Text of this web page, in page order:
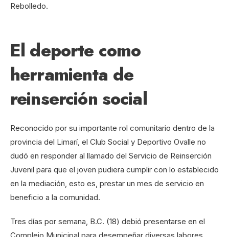
Rebolledo.
El deporte como
herramienta de
reinserción social
Reconocido por su importante rol comunitario dentro de la
provincia del Limarí, el Club Social y Deportivo Ovalle no
dudó en responder al llamado del Servicio de Reinserción
Juvenil para que el joven pudiera cumplir con lo establecido
en la mediación, esto es, prestar un mes de servicio en
beneficio a la comunidad.
Tres días por semana, B.C. (18) debió presentarse en el